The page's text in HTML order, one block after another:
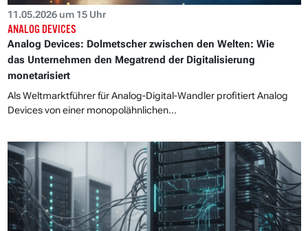
11.05.2026 um 15 Uhr
ANALOG DEVICES
Analog Devices: Dolmetscher zwischen den Welten: Wie
das Unternehmen den Megatrend der Digitalisierung
monetarisiert
Als Weltmarktführer für Analog-Digital-Wandler profitiert Analog
Devices von einer monopolähnlichen...